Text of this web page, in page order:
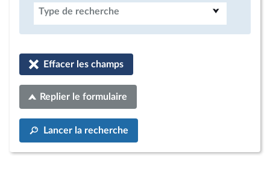
Type de recherche
Effacer les champs
Replier le formulaire
Lancer la recherche